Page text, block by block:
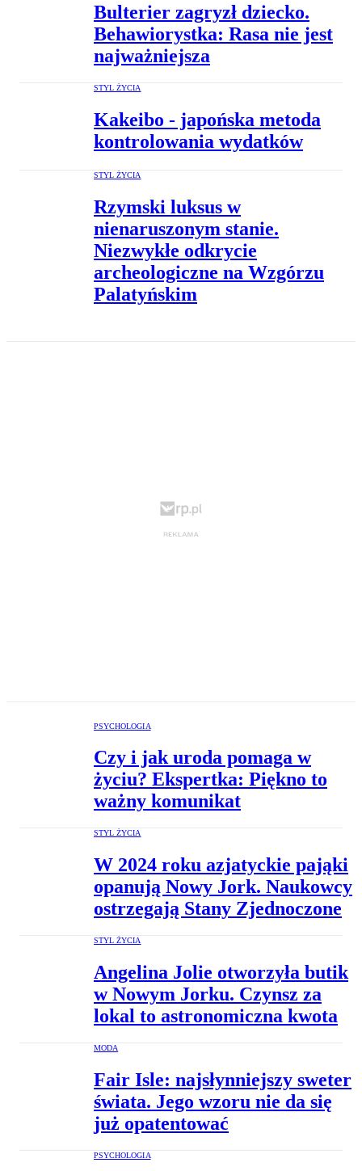
Bulterier zagryzł dziecko.
Behawiorystka: Rasa nie jest
najważniejsza
STYL ŻYCIA
Kakeibo - japońska metoda
kontrolowania wydatków
STYL ŻYCIA
Rzymski luksus w
nienaruszonym stanie.
Niezwykłe odkrycie
archeologiczne na Wzgórzu
Palatyńskim
PSYCHOLOGIA
Czy i jak uroda pomaga w
życiu? Ekspertka: Piękno to
ważny komunikat
STYL ŻYCIA
W 2024 roku azjatyckie pająki
opanują Nowy Jork. Naukowcy
ostrzegają Stany Zjednoczone
STYL ŻYCIA
Angelina Jolie otworzyła butik
w Nowym Jorku. Czynsz za
lokal to astronomiczna kwota
MODA
Fair Isle: najsłynniejszy sweter
świata. Jego wzoru nie da się
już opatentować
PSYCHOLOGIA